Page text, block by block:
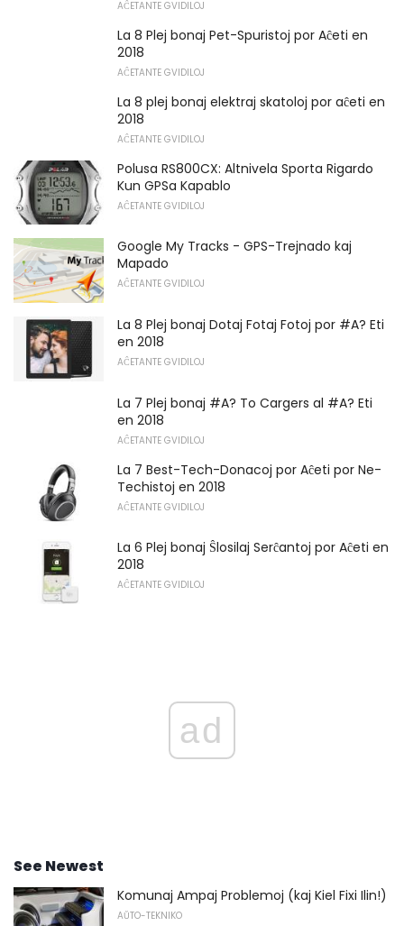
AĈETANTE GVIDILOJ
La 8 Plej bonaj Pet-Spuristoj por Aĉeti en
2018
AĈETANTE GVIDILOJ
La 8 plej bonaj elektraj skatoloj por aĉeti en
2018
AĈETANTE GVIDILOJ
Polusa RS800CX: Altnivela Sporta Rigardo
Kun GPSa Kapablo
AĈETANTE GVIDILOJ
Google My Tracks - GPS-Trejnado kaj
Mapado
AĈETANTE GVIDILOJ
La 8 Plej bonaj Dotaj Fotaj Fotoj por #A? Eti
en 2018
AĈETANTE GVIDILOJ
La 7 Plej bonaj #A? To Cargers al #A? Eti
en 2018
AĈETANTE GVIDILOJ
La 7 Best-Tech-Donacoj por Aĉeti por Ne-
Techistoj en 2018
AĈETANTE GVIDILOJ
La 6 Plej bonaj Ŝlosilaj Serĉantoj por Aĉeti en
2018
AĈETANTE GVIDILOJ
ad
See Newest
Komunaj Ampaj Problemoj (kaj Kiel Fixi Ilin!)
AŬTO-TEKNIKO